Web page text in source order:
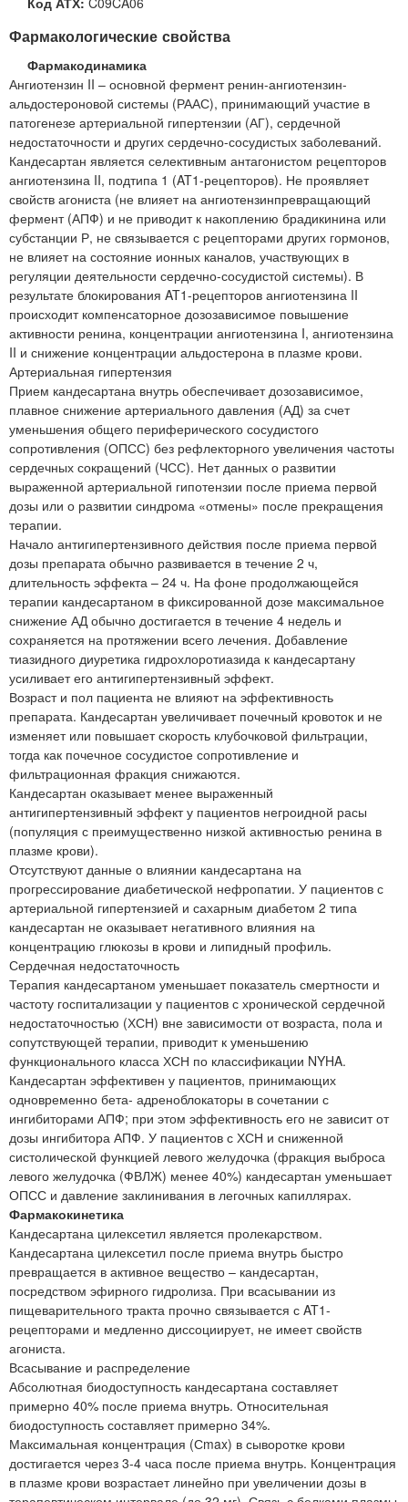
Фармакологические свойства
Фармакодинамика
Ангиотензин II – основной фермент ренин-ангиотензин-
альдостероновой системы (РААС), принимающий участие в
патогенезе артериальной гипертензии (АГ), сердечной
недостаточности и других сердечно-сосудистых заболеваний.
Кандесартан является селективным антагонистом рецепторов
ангиотензина II, подтипа 1 (AT1-рецепторов). Не проявляет
свойств агониста (не влияет на ангиотензинпревращающий
фермент (АПФ) и не приводит к накоплению брадикинина или
субстанции Р, не связывается с рецепторами других гормонов,
не влияет на состояние ионных каналов, участвующих в
регуляции деятельности сердечно-сосудистой системы). В
результате блокирования AT1-рецепторов ангиотензина II
происходит компенсаторное дозозависимое повышение
активности ренина, концентрации ангиотензина I, ангиотензина
II и снижение концентрации альдостерона в плазме крови.
Артериальная гипертензия
Прием кандесартана внутрь обеспечивает дозозависимое,
плавное снижение артериального давления (АД) за счет
уменьшения общего периферического сосудистого
сопротивления (ОПСС) без рефлекторного увеличения частоты
сердечных сокращений (ЧСС). Нет данных о развитии
выраженной артериальной гипотензии после приема первой
дозы или о развитии синдрома «отмены» после прекращения
терапии.
Начало антигипертензивного действия после приема первой
дозы препарата обычно развивается в течение 2 ч,
длительность эффекта – 24 ч. На фоне продолжающейся
терапии кандесартаном в фиксированной дозе максимальное
снижение АД обычно достигается в течение 4 недель и
сохраняется на протяжении всего лечения. Добавление
тиазидного диуретика гидрохлоротиазида к кандесартану
усиливает его антигипертензивный эффект.
Возраст и пол пациента не влияют на эффективность
препарата. Кандесартан увеличивает почечный кровоток и не
изменяет или повышает скорость клубочковой фильтрации,
тогда как почечное сосудистое сопротивление и
фильтрационная фракция снижаются.
Кандесартан оказывает менее выраженный
антигипертензивный эффект у пациентов негроидной расы
(популяция с преимущественно низкой активностью ренина в
плазме крови).
Отсутствуют данные о влиянии кандесартана на
прогрессирование диабетической нефропатии. У пациентов с
артериальной гипертензией и сахарным диабетом 2 типа
кандесартан не оказывает негативного влияния на
концентрацию глюкозы в крови и липидный профиль.
Сердечная недостаточность
Терапия кандесартаном уменьшает показатель смертности и
частоту госпитализации у пациентов с хронической сердечной
недостаточностью (ХСН) вне зависимости от возраста, пола и
сопутствующей терапии, приводит к уменьшению
функционального класса ХСН по классификации NYHA.
Кандесартан эффективен у пациентов, принимающих
одновременно бета- адреноблокаторы в сочетании с
ингибиторами АПФ; при этом эффективность его не зависит от
дозы ингибитора АПФ. У пациентов с ХСН и сниженной
систолической функцией левого желудочка (фракция выброса
левого желудочка (ФВЛЖ) менее 40%) кандесартан уменьшает
ОПСС и давление заклинивания в легочных капиллярах.
Фармакокинетика
Кандесартана цилексетил является пролекарством.
Кандесартана цилексетил после приема внутрь быстро
превращается в активное вещество – кандесартан,
посредством эфирного гидролиза. При всасывании из
пищеварительного тракта прочно связывается с AT1-
рецепторами и медленно диссоциирует, не имеет свойств
агониста.
Всасывание и распределение
Абсолютная биодоступность кандесартана составляет
примерно 40% после приема внутрь. Относительная
биодоступность составляет примерно 34%.
Максимальная концентрация (Сmax) в сыворотке крови
достигается через 3-4 часа после приема внутрь. Концентрация
в плазме крови возрастает линейно при увеличении дозы в